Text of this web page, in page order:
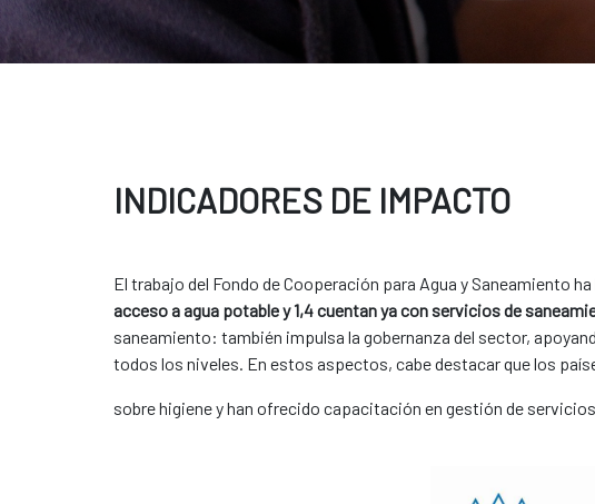
INDICADORES DE IMPACTO
El trabajo del Fondo de Cooperación para Agua y Saneamiento
acceso a agua potable y 1,4 cuentan ya con servicios de
saneamiento: también impulsa la gobernanza del sector,
todos los niveles. En estos aspectos, cabe destacar que los
sobre higiene y han ofrecido capacitación en gestión de